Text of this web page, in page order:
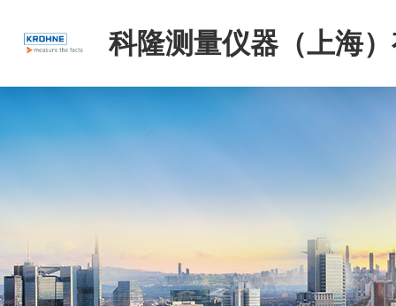
科隆测量仪器（上海
司